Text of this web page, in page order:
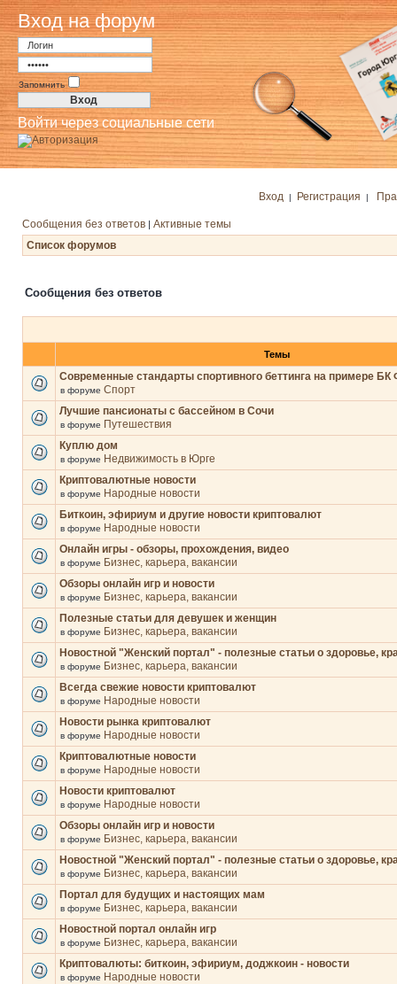
Вход на форум
Запомнить
Войти через социальные сети
Вход | Регистрация |
Сообщения без ответов | Активные темы
Список форумов
Сообщения без ответов
Темы
Современные стандарты спортивного беттинга на примере БК
в форуме Спорт
Лучшие пансионаты с бассейном в Сочи
в форуме Путешествия
Куплю дом
в форуме Недвижимость в Юрге
Криптовалютные новости
в форуме Народные новости
Биткоин, эфириум и другие новости криптовалют
в форуме Народные новости
Онлайн игры - обзоры, прохождения, видео
в форуме Бизнес, карьера, вакансии
Обзоры онлайн игр и новости
в форуме Бизнес, карьера, вакансии
Полезные статьи для девушек и женщин
в форуме Бизнес, карьера, вакансии
Новостной "Женский портал" - полезные статьи о здоровье,
в форуме Бизнес, карьера, вакансии
Всегда свежие новости криптовалют
в форуме Народные новости
Новости рынка криптовалют
в форуме Народные новости
Криптовалютные новости
в форуме Народные новости
Новости криптовалют
в форуме Народные новости
Обзоры онлайн игр и новости
в форуме Бизнес, карьера, вакансии
Новостной "Женский портал" - полезные статьи о здоровье,
в форуме Бизнес, карьера, вакансии
Портал для будущих и настоящих мам
в форуме Бизнес, карьера, вакансии
Новостной портал онлайн игр
в форуме Бизнес, карьера, вакансии
Криптовалюты: биткоин, эфириум, доджкоин - новости
в форуме Народные новости